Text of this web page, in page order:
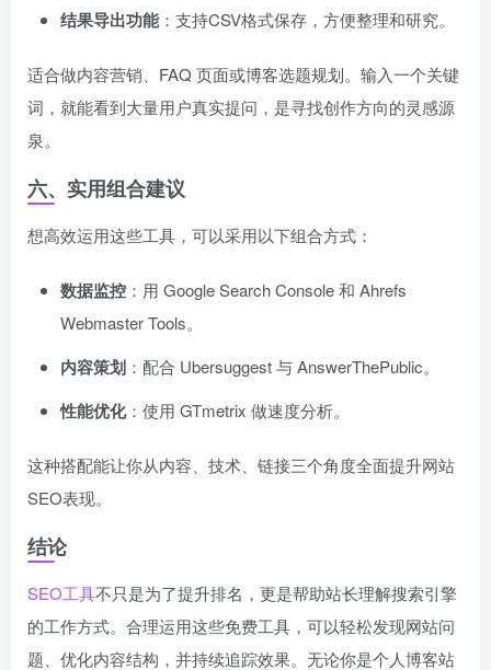
结果导出功能：支持CSV格式保存，方便整理和研究。
适合做内容营销、FAQ 页面或博客选题规划。输入一个关键
词，就能看到大量用户真实提问，是寻找创作方向的灵感源
泉。
六、实用组合建议
想高效运用这些工具，可以采用以下组合方式：
数据监控 ：用 Google Search Console 和 Ahrefs
Webmaster Tools。
内容策划 ：配合 Ubersuggest 与 AnswerThePublic。
性能优化：使用 GTmetrix 做速度分析。
这种搭配能让你从内容、技术、链接三个角度全面提升网站
SEO表现。
结论
SEO工具不只是为了提升排名，更是帮助站长理解搜索引擎
的工作方式。合理运用这些免费工具，可以轻松发现网站问
题、优化内容结构，并持续追踪效果。无论你是个人博客站